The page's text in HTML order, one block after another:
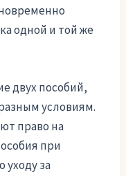
одной и той же
двух пособий,
условиям.
право на
при
уходу за